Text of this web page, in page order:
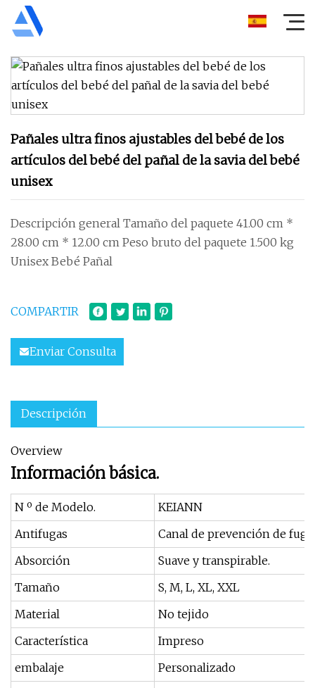
Pañales ultra finos ajustables del bebé de los
artículos del bebé del pañal de la savia del bebé
unisex
Descripción general Tamaño del paquete 41.00 cm *
28.00 cm * 12.00 cm Peso bruto del paquete 1.500 kg
Unisex Bebé Pañal
COMPARTIR
Enviar Consulta
Descripción
Overview
Información básica.
N º de Modelo.
KEIANN
Antifugas
Canal de prevención de
Absorción
Suave y transpirable.
Tamaño
S, M, L, XL, XXL
Material
No tejido
Característica
Impreso
embalaje
Personalizado